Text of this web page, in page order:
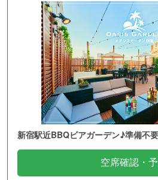
新宿駅近BBQビアガーデン♪準備不
空席確認・